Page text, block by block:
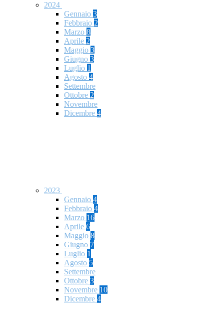
2024
Gennaio 3
Febbraio 2
Marzo 8
Aprile 2
Maggio 3
Giugno 3
Luglio 1
Agosto 4
Settembre
Ottobre 2
Novembre
Dicembre 4
2023
Gennaio 4
Febbraio 4
Marzo 16
Aprile 6
Maggio 8
Giugno 7
Luglio 1
Agosto 5
Settembre
Ottobre 3
Novembre 10
Dicembre 4